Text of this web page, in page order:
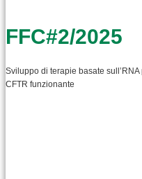
FFC#2/2025
Sviluppo di terapie basate
CFTR funzionante